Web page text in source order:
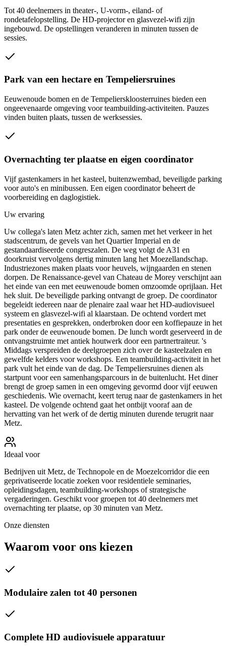
Tot 40 deelnemers in theater-, U-vorm-, eiland- of
rondetafelopstelling. De HD-projector en glasvezel-wifi zijn
ingebouwd. De opstellingen veranderen in minuten tussen de
sessies.
Park van een hectare en Tempeliersruines
Eeuwenoude bomen en de Tempelierskloosterruines bieden een
ongeevenaarde omgeving voor teambuilding-activiteiten. Pauzes
vinden buiten plaats, tussen de werksessies.
Overnachting ter plaatse en eigen coordinator
Vijf gastenkamers in het kasteel, buitenzwembad, beveiligde parking
voor auto's en minibussen. Een eigen coordinator beheert de
voorbereiding en daglogistiek.
Uw ervaring
Uw collega's laten Metz achter zich, samen met het verkeer in het
stadscentrum, de gevels van het Quartier Imperial en de
gestandaardiseerde congreszalen. De weg volgt de A31 en
doorkruist vervolgens dertig minuten lang het Moezellandschap.
Industriezones maken plaats voor heuvels, wijngaarden en stenen
dorpen. De Renaissance-gevel van Chateau de Morey verschijnt aan
het einde van een met eeuwenoude bomen omzoomde oprijlaan. Het
hek sluit. De beveiligde parking ontvangt de groep. De coordinator
begeleidt iedereen naar de plenaire zaal waar het HD-audiovisueel
systeem en glasvezel-wifi al klaarstaan. De ochtend vordert met
presentaties en gesprekken, onderbroken door een koffiepauze in het
park onder de eeuwenoude bomen. De lunch wordt geserveerd in de
ontvangstruimte met antiek houtwerk door een partnertraiteur. 's
Middags verspreiden de deelgroepen zich over de kasteelzalen en
gewelfde kelders voor workshops. Een teambuilding-activiteit in het
park vult het einde van de dag. De Tempeliersruines dienen als
startpunt voor een samenhangsparcours in de buitenlucht. Het diner
brengt de groep samen in een omgeving gevormd door vijf eeuwen
geschiedenis. Wie overnacht, keert terug naar de gastenkamers in het
kasteel. De volgende ochtend gaat het ontbijt vooraf aan de
hervatting van het werk of de dertig minuten durende terugrit naar
Metz.
Ideaal voor
Bedrijven uit Metz, de Technopole en de Moezelcorridor die een
geprivatiseerde locatie zoeken voor residentiele seminaries,
opleidingsdagen, teambuilding-workshops of strategische
vergaderingen. Geschikt voor groepen tot 40 deelnemers met
overnachting ter plaatse, op 30 minuten van Metz.
Onze diensten
Waarom voor ons kiezen
Modulaire zalen tot 40 personen
Complete HD audiovisuele apparatuur